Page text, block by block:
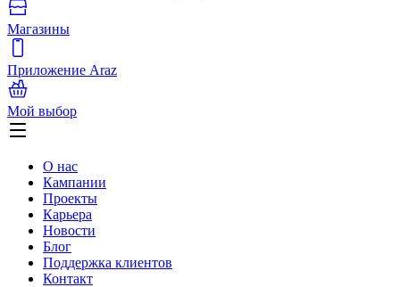
Магазины
Приложение Araz
Мой выбор
О нас
Кампании
Проекты
Карьера
Новости
Блог
Поддержка клиентов
Контакт